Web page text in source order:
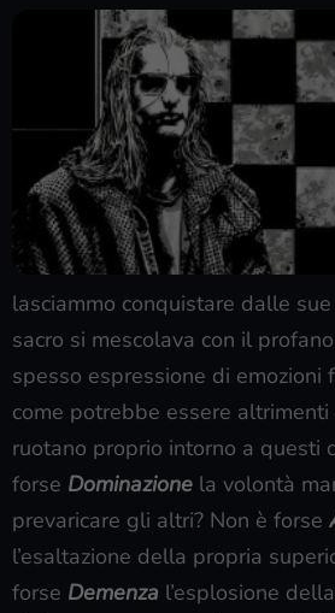
lasciammo conquistare dalle
sacro si mescolava con il
spesso espressione di emozioni
come potrebbe essere altrimenti
ruotano proprio intorno a questi
forse Dominazione la volontà
prevaricare gli altri? Non è forse
l’esaltazione della propria
forse Demenza l’esplosione